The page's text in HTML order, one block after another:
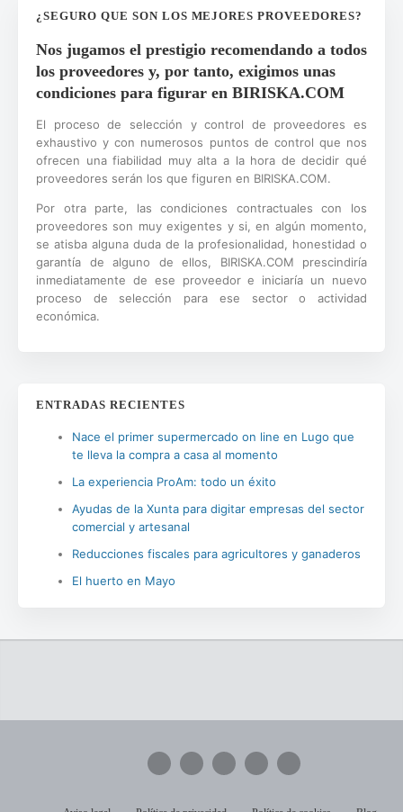
¿SEGURO QUE SON LOS MEJORES PROVEEDORES?
Nos jugamos el prestigio recomendando a todos
los proveedores y, por tanto, exigimos unas
condiciones para figurar en BIRISKA.COM
El proceso de selección y control de proveedores es
exhaustivo y con numerosos puntos de control que nos
ofrecen una fiabilidad muy alta a la hora de decidir qué
proveedores serán los que figuren en BIRISKA.COM.
Por otra parte, las condiciones contractuales con los
proveedores son muy exigentes y si, en algún momento,
se atisba alguna duda de la profesionalidad, honestidad o
garantía de alguno de ellos, BIRISKA.COM prescindiría
inmediatamente de ese proveedor e iniciaría un nuevo
proceso de selección para ese sector o actividad
económica.
ENTRADAS RECIENTES
Nace el primer supermercado on line en Lugo que
te lleva la compra a casa al momento
La experiencia ProAm: todo un éxito
Ayudas de la Xunta para digitar empresas del sector
comercial y artesanal
Reducciones fiscales para agricultores y ganaderos
El huerto en Mayo